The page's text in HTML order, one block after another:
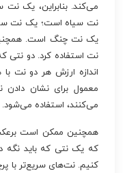
می‌کند. بنابراین، یک
نت سیاه است؛ یک نت
یک نت چنگ است. همچنین
نت استفاده کرد. دو نتی
اندازه ارزش هر دو نت
معمول برای نشان
می‌کنند، استفاده می‌شود.
همچنین ممکن است
که یک نتی که باید نگه
کنیم. نت‌های سریع‌تر با